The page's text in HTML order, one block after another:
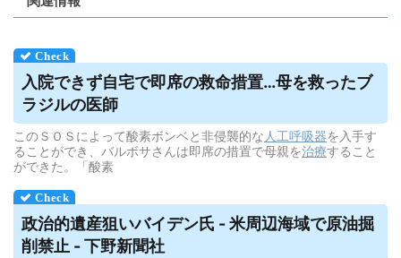
入院できず自宅で即席の救命措置…母を救ったブ
ラジルの医師
このＳＯＳによって酸素ボンベと非侵襲的な 人工呼吸器を入手す
ることができ、バルボサさんは即席の措置で母親を治療すること
ができた。「酸素
政治的遺産狙いバイデン氏 - 米周辺海域で原油掘
削禁止 - 下野新聞社